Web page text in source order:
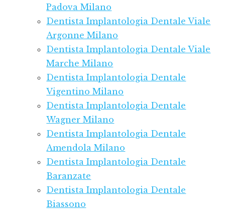
Padova Milano
Dentista Implantologia Dentale Viale
Argonne Milano
Dentista Implantologia Dentale Viale
Marche Milano
Dentista Implantologia Dentale
Vigentino Milano
Dentista Implantologia Dentale
Wagner Milano
Dentista Implantologia Dentale
Amendola Milano
Dentista Implantologia Dentale
Baranzate
Dentista Implantologia Dentale
Biassono